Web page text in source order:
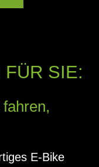
FÜR SIE:
E-Bike